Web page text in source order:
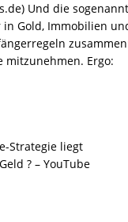
Und die
Gold, Immobilien
mitzunehmen. Ergo:
Strategie liegt
? – YouTube